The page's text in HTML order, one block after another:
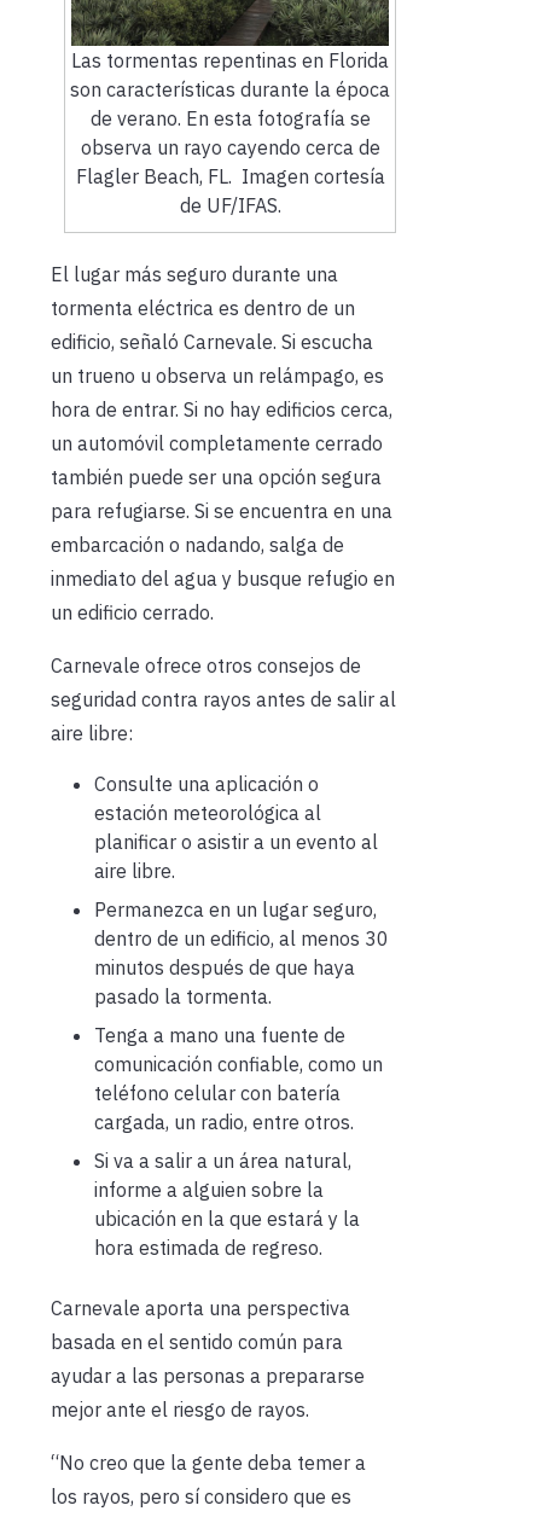
Las tormentas repentinas en Florida
son características durante la época
de verano. En esta fotografía se
observa un rayo cayendo cerca de
Flagler Beach, FL. Imagen cortesía
de UF/IFAS.
El lugar más seguro durante una
tormenta eléctrica es dentro de un
edificio, señaló Carnevale. Si escucha
un trueno u observa un relámpago, es
hora de entrar. Si no hay edificios cerca,
un automóvil completamente cerrado
también puede ser una opción segura
para refugiarse. Si se encuentra en una
embarcación o nadando, salga de
inmediato del agua y busque refugio en
un edificio cerrado.
Carnevale ofrece otros consejos de
seguridad contra rayos antes de salir al
aire libre:
Consulte una aplicación o
estación meteorológica al
planificar o asistir a un evento al
aire libre.
Permanezca en un lugar seguro,
dentro de un edificio, al menos 30
minutos después de que haya
pasado la tormenta.
Tenga a mano una fuente de
comunicación confiable, como un
teléfono celular con batería
cargada, un radio, entre otros.
Si va a salir a un área natural,
informe a alguien sobre la
ubicación en la que estará y la
hora estimada de regreso.
Carnevale aporta una perspectiva
basada en el sentido común para
ayudar a las personas a prepararse
mejor ante el riesgo de rayos.
“No creo que la gente deba temer a
los rayos, pero sí considero que es